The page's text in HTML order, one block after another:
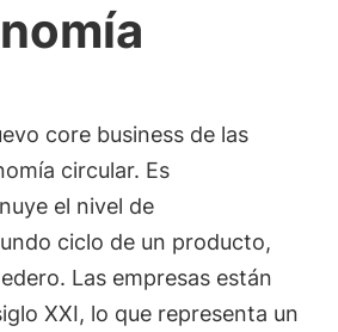
core business de las
circular. Es
el nivel de
ciclo de un producto,
Las empresas están
XXI, lo que representa un